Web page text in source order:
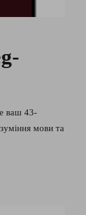
ваш 43-
мови та